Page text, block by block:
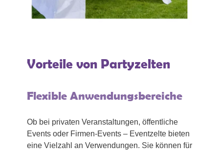
Vorteile von Partyzelten
Flexible Anwendungsbereiche
Ob bei privaten Veranstaltungen, öffentliche
Events oder Firmen-Events – Eventzelte bieten
eine Vielzahl an Verwendungen. Sie können für